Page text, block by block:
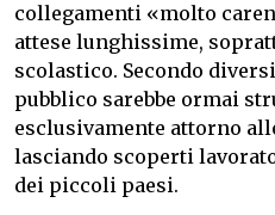
collegamenti «molto
attese lunghissime,
scolastico. Secondo
pubblico sarebbe ormai
esclusivamente attorno
lasciando scoperti
dei piccoli paesi.